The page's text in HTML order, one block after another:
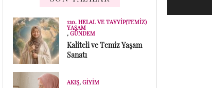
120. HELAL VE TAYYIP(TEMIZ)
YAŞAM
, GÜNDEM
Kaliteli ve Temiz Yaşam
Sanatı
AKIŞ, GIYIM